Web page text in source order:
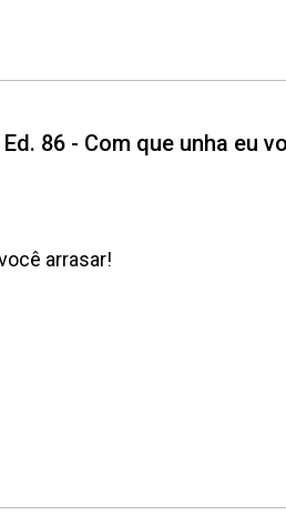
86 - Com que unha eu
arrasar!